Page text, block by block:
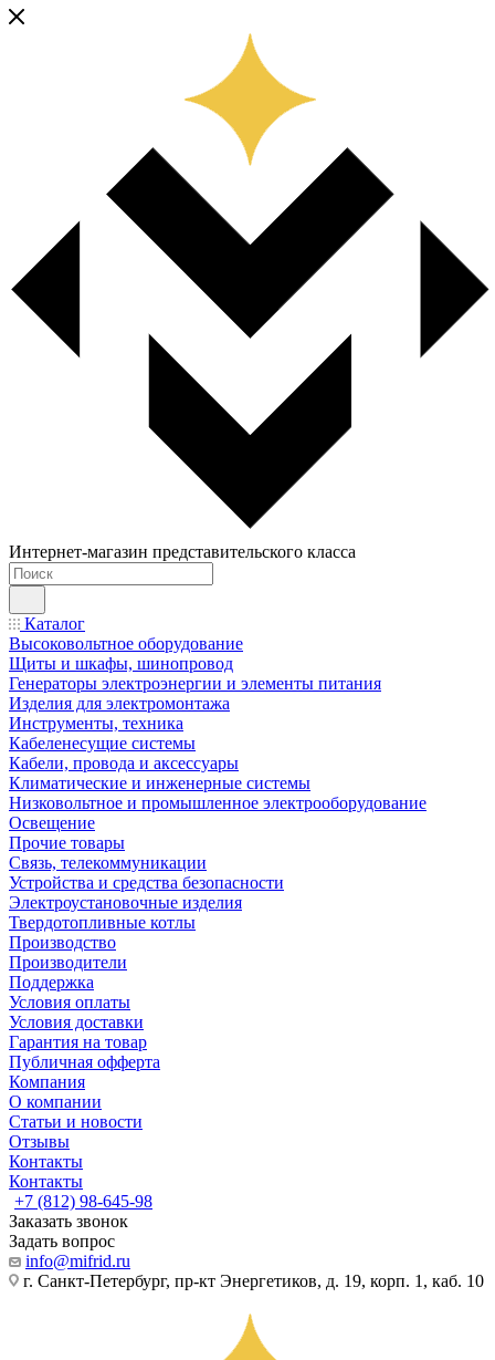
Интернет-магазин представительского класса
Каталог
Высоковольтное оборудование
Щиты и шкафы, шинопровод
Генераторы электроэнергии и элементы питания
Изделия для электромонтажа
Инструменты, техника
Кабеленесущие системы
Кабели, провода и аксессуары
Климатические и инженерные системы
Низковольтное и промышленное электрооборудование
Освещение
Прочие товары
Связь, телекоммуникации
Устройства и средства безопасности
Электроустановочные изделия
Твердотопливные котлы
Производство
Производители
Поддержка
Условия оплаты
Условия доставки
Гарантия на товар
Публичная офферта
Компания
О компании
Статьи и новости
Отзывы
Контакты
Контакты
+7 (812) 98-645-98
Заказать звонок
Задать вопрос
info@mifrid.ru
г. Санкт-Петербург, пр-кт Энергетиков, д. 19, корп. 1, каб. 10